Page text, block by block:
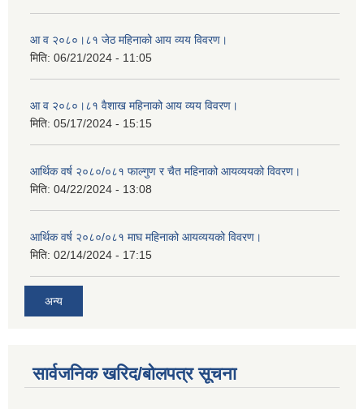
आ व २०८०।८१ जेठ महिनाको आय व्यय विवरण।
मिति: 06/21/2024 - 11:05
आ व २०८०।८१ वैशाख महिनाको आय व्यय विवरण।
मिति: 05/17/2024 - 15:15
आर्थिक वर्ष २०८०/०८१ फाल्गुण र चैत महिनाको आयव्ययको विवरण।
मिति: 04/22/2024 - 13:08
आर्थिक वर्ष २०८०/०८१ माघ महिनाको आयव्ययको विवरण।
मिति: 02/14/2024 - 17:15
अन्य
सार्वजनिक खरिद/बोलपत्र सूचना